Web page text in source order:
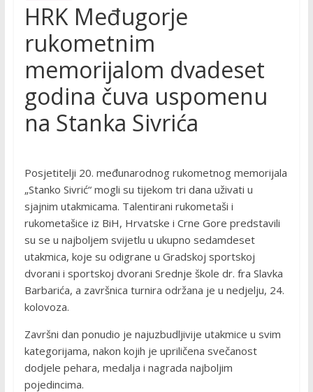
HRK Međugorje
rukometnim
memorijalom dvadeset
godina čuva uspomenu
na Stanka Sivrića
Posjetitelji 20. međunarodnog rukometnog memorijala
„Stanko Sivrić“ mogli su tijekom tri dana uživati u
sjajnim utakmicama. Talentirani rukometaši i
rukometašice iz BiH, Hrvatske i Crne Gore predstavili
su se u najboljem svijetlu u ukupno sedamdeset
utakmica, koje su odigrane u Gradskoj sportskoj
dvorani i sportskoj dvorani Srednje škole dr. fra Slavka
Barbarića, a završnica turnira održana je u nedjelju, 24.
kolovoza.
Završni dan ponudio je najuzbudljivije utakmice u svim
kategorijama, nakon kojih je upriličena svečanost
dodjele pehara, medalja i nagrada najboljim
pojedincima.